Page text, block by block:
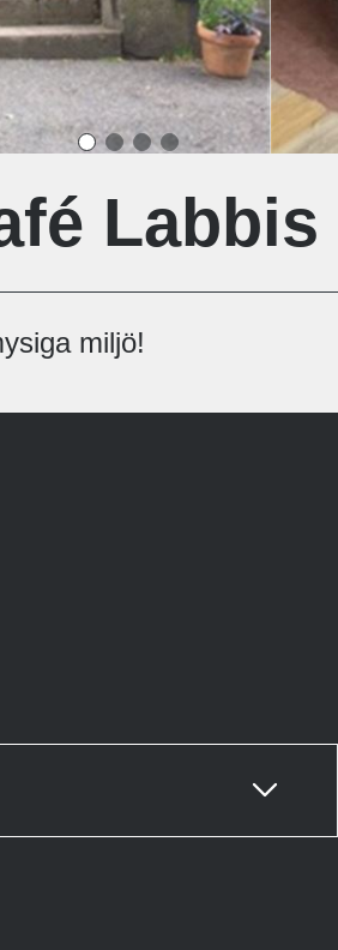
Labbis
miljö!